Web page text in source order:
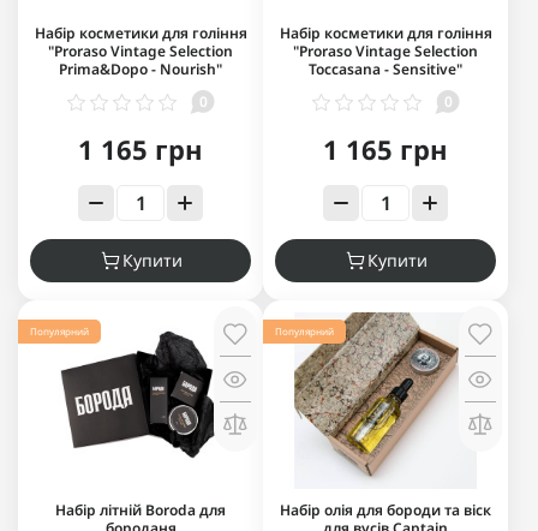
Набір косметики для гоління
"Proraso Vintage Selection
Prima&Dopo - Nourish"
0
1 165 грн
Купити
Набір косметики для гоління
"Proraso Vintage Selection
Toccasana - Sensitive"
0
1 165 грн
Купити
Популярний
Набір літній Boroda для
Популярний
Набір олія для бороди та віск